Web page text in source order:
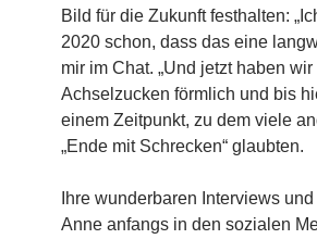
Bild für die Zukunft festhalten:
2020 schon, dass das eine
mir im Chat. „Und jetzt haben
Achselzucken förmlich und bis
einem Zeitpunkt, zu dem viele
„Ende mit Schrecken“ glaubten.
Ihre wunderbaren Interviews
Anne anfangs in den sozialen